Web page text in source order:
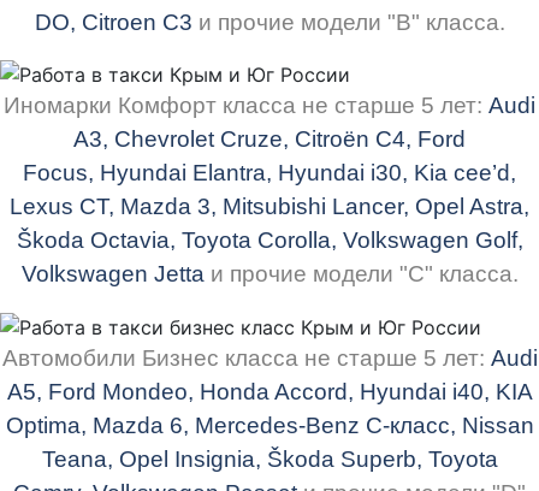
DO, Citroen С3 и прочие модели "В" класса.
Иномарки Комфорт класса не старше 5 лет: Audi
A3, Chevrolet Cruze, Citroën C4, Ford
Focus, Hyundai Elantra, Hyundai i30, Kia cee’d,
Lexus CT, Mazda 3, Mitsubishi Lancer, Opel Astra,
Škoda Octavia, Toyota Corolla, Volkswagen Golf,
Volkswagen Jetta и прочие модели "С" класса.
Автомобили Бизнес класса не старше 5 лет: Audi
A5, Ford Mondeo, Honda Accord, Hyundai i40, KIA
Optima, Mazda 6, Mercedes-Benz C-класс, Nissan
Teana, Opel Insignia, Škoda Superb, Toyota